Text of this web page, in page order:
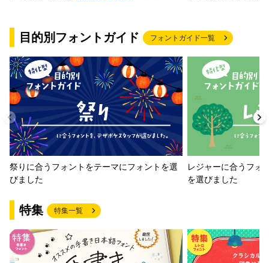
目的別フォントガイド フォントガイド一覧
祭りに合うフォントをテーマにフォントを選
びました
レジャーに合うフォ
を選びました
特集 特集一覧